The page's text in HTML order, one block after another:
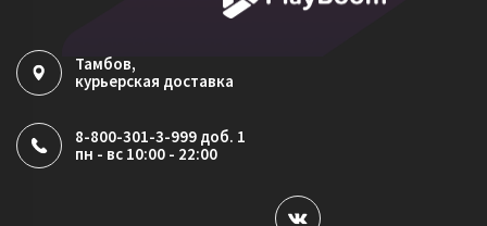
Тамбов,
курьерская доставка
8-800-301-3-999 доб. 1
пн - вс 10:00 - 22:00